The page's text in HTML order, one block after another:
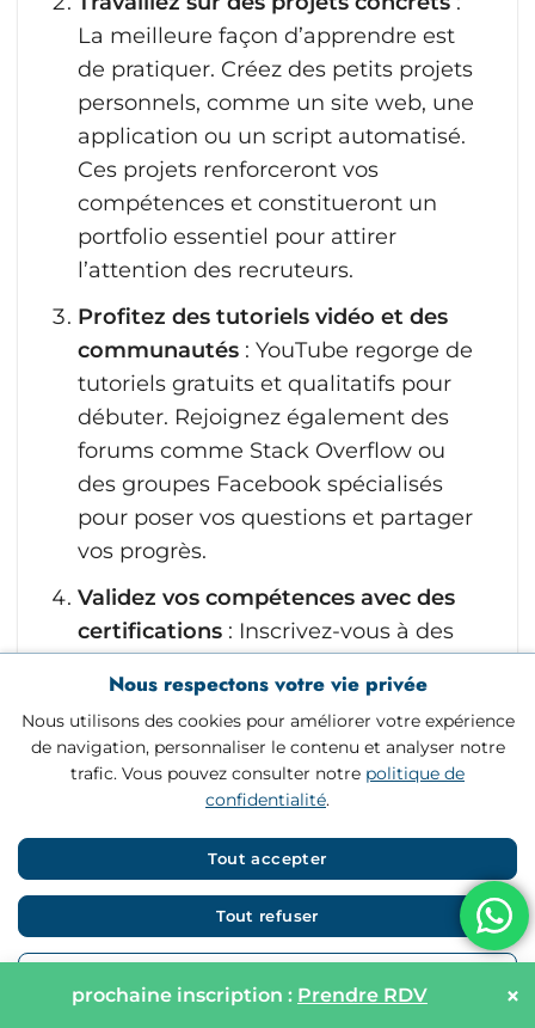
La meilleure façon d’apprendre est
de pratiquer. Créez des petits projets
personnels, comme un site web, une
application ou un script automatisé.
Ces projets renforceront vos
compétences et constitueront un
portfolio essentiel pour attirer
l’attention des recruteurs.
Profitez des tutoriels vidéo et des
communautés : YouTube regorge de
tutoriels gratuits et qualitatifs pour
débuter. Rejoignez également des
forums comme Stack Overflow ou
des groupes Facebook spécialisés
pour poser vos questions et partager
vos progrès.
Validez vos compétences avec des
certifications : Inscrivez-vous à des
celles proposées par Google,
Microsoft, ou encore des cours en
ligne certifiants sur Coursera ou
Udemy. Ces certifications sont un
compétences sans avoir de diplôme
académique.
Adoptez une routine
Consacrez un temps précis chaque
Nous respectons votre vie privée
Nous utilisons des cookies pour améliorer votre expérience
de navigation, personnaliser le contenu et analyser notre
trafic. Vous pouvez consulter notre politique de
confidentialité.
Tout accepter
Tout refuser
prochaine inscription : Prendre RDV ×